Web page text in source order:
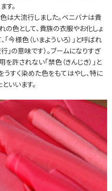
す。
は大流行しました。ベニバナは貴
の色として、貴族の衣服やお化しょ
今様色（いまよういろ）」と呼ばれ
」の意味です）。ブームになりすぎ
許されない「禁色（きんじき）」と
うすく染めた色をもてはやし、特に
いいます。